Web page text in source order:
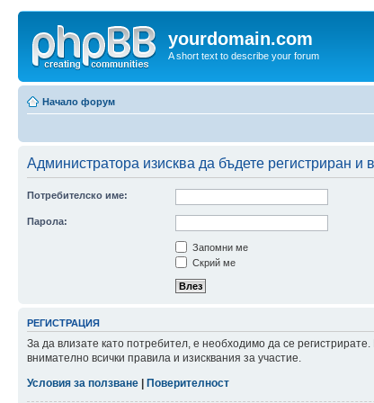
yourdomain.com
A short text to describe your forum
Начало форум
Администратора изисква да бъдете регистриран
Потребителско име:
Парола:
Запомни ме
Скрий ме
РЕГИСТРАЦИЯ
За да влизате като потребител, е необходимо да се
внимателно всички правила и изисквания за участие.
Условия за ползване
Поверителност